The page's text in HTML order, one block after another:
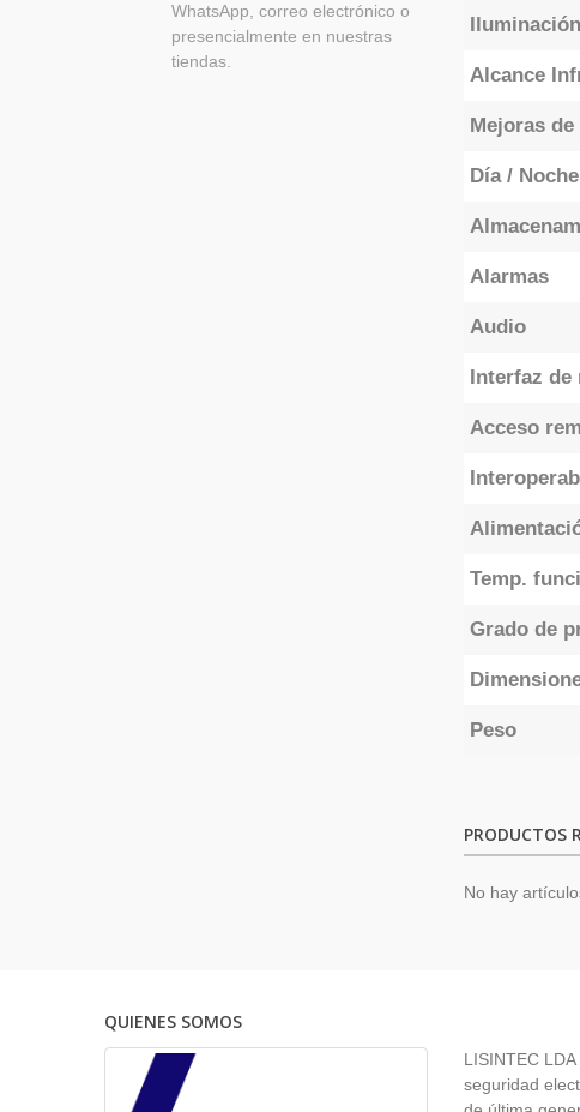
WhatsApp, correo electrónico o
presencialmente en nuestras
tiendas.
Alcance
Mejoras
Día / Noche
Alarmas
Audio
Interfaz de
Acceso
Temp.
Grado de
Peso
PRODUCTOS
No hay
QUIENES SOMOS
LISINTEC
seguridad